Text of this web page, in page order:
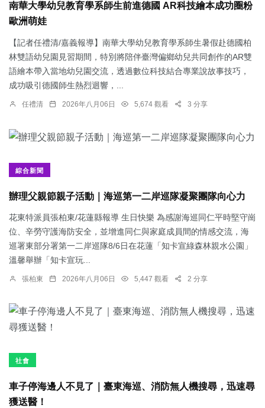
南華大學幼兒教育學系師生前進德國 AR科技繪本成功圈粉
歐洲萌娃
【記者任禮清/嘉義報導】南華大學幼兒教育學系師生暑假赴德國柏
林雙語幼兒園見習期間，特別將陪伴臺灣偏鄉幼兒共同創作的AR雙
語繪本帶入當地幼兒園交流，透過數位科技結合專業說故事技巧，
成功吸引德國師生熱烈迴響，...
任禮清 2026年八月06日 5,674 觀看 3 分享
綜合新聞
辦理父親節親子活動｜海巡第一二岸巡隊凝聚團隊向心力
花東特派員張柏東/花蓮縣報導 生日快樂 為感謝海巡同仁平時堅守崗
位、辛勞守護海防安全，並增進同仁與家庭成員間的情感交流，海
巡署東部分署第一二岸巡隊8/6日在花蓮「知卡宣綠森林親水公園」
溫馨舉辦「知卡宣玩...
張柏東 2026年八月06日 5,447 觀看 2 分享
社會
車子停海邊人不見了｜臺東海巡、消防無人機搜尋，迅速尋
獲送醫！